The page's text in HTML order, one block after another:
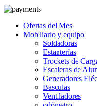
Ofertas del Mes
Mobiliario y equipo
Soldadoras
Estanterías
Trockets de
Escaleras de
Generadores
Basculas
Ventiladores